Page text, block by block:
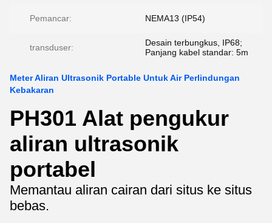
Pemancar: NEMA13 (IP54)
transduser:
Desain terbungkus, IP68;
Panjang kabel standar: 5m
Meter Aliran Ultrasonik Portable Untuk Air Perlindungan
Kebakaran
PH301 Alat pengukur
aliran ultrasonik
portabel
Memantau aliran cairan dari situs ke situs
bebas.